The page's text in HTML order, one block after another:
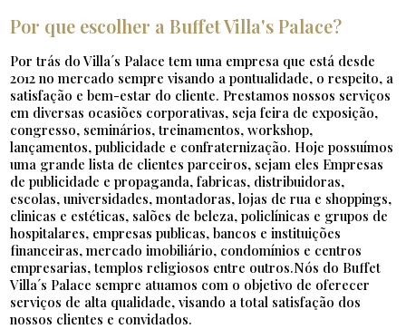
Por que escolher a Buffet Villa's Palace?
Por trás do Villa´s Palace tem uma empresa que está desde
2012 no mercado sempre visando a pontualidade, o respeito, a
satisfação e bem-estar do cliente. Prestamos nossos serviços
em diversas ocasiões corporativas, seja feira de exposição,
congresso, seminários, treinamentos, workshop,
lançamentos, publicidade e confraternização. Hoje possuímos
uma grande lista de clientes parceiros, sejam eles Empresas
de publicidade e propaganda, fabricas, distribuidoras,
escolas, universidades, montadoras, lojas de rua e shoppings,
clinicas e estéticas, salões de beleza, policlínicas e grupos de
hospitalares, empresas publicas, bancos e instituições
financeiras, mercado imobiliário, condomínios e centros
empresarias, templos religiosos entre outros.Nós do Buffet
Villa´s Palace sempre atuamos com o objetivo de oferecer
serviços de alta qualidade, visando a total satisfação dos
nossos clientes e convidados.